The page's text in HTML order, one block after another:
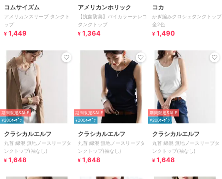
コムサイズム
アメリカンスリーブ タンクト
ップ
¥ 1,449
アメリカンホリック
【抗菌防臭】バイカラーテレコ
タンクトップ
¥ 1,364
コカ
かぎ編みクロシェタンクトップ
全2色
¥ 1,490
期間限定SALE
¥200ｸｰﾎﾟﾝ
クラシカルエルフ
丸首 綿混 無地ノースリーブタ
ンクトップ(袖なし)
¥ 1,648
期間限定SALE
¥200ｸｰﾎﾟﾝ
クラシカルエルフ
丸首 綿混 無地ノースリーブタ
ンクトップ(袖なし)
¥ 1,648
期間限定SALE
¥200ｸｰﾎﾟﾝ
クラシカルエルフ
丸首 綿混 無地ノースリーブタ
ンクトップ(袖なし)
¥ 1,648